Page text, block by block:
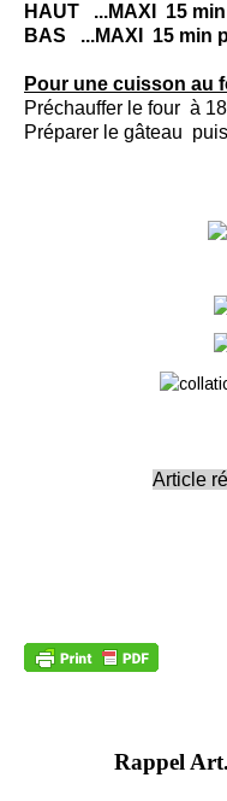
HAUT ...MAXI 15 min
BAS ...MAXI 15 min
Pour une cuisson au
Préchauffer le four à
Préparer le gâteau
Article
Rappel Art.